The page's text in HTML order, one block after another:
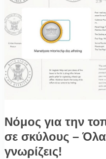
Νόμος για την
σε σκύλους –
γνωρίζεις!